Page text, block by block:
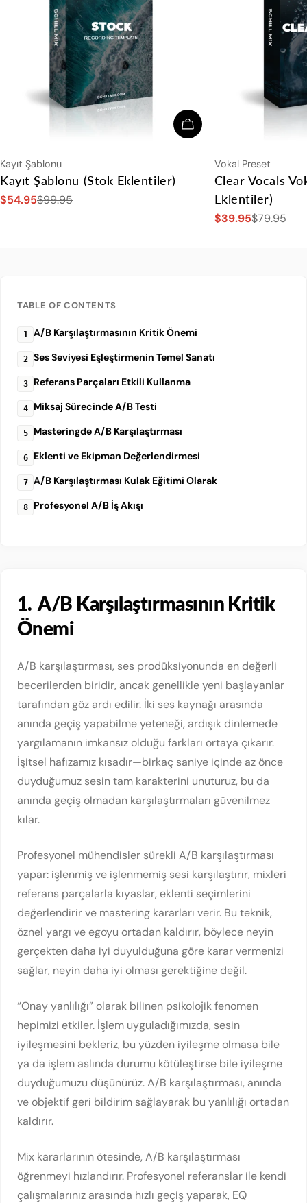
Seçenekleri Seçin
Tip:
Kayıt Şablonu
Kayıt Şablonu (Stok Eklentiler)
Satış
$54.95
Normal$99.95
Tip:
Vokal Preset
Clear Vocals
Eklentiler)
Satış
$39.95
Normal$79.95
TABLE OF CONTENTS
A/B Karşılaştırmasının Kritik Önemi
Ses Seviyesi Eşleştirmenin Temel Sanatı
Referans Parçaları Etkili Kullanma
Miksaj Sürecinde A/B Testi
Masteringde A/B Karşılaştırması
Eklenti ve Ekipman Değerlendirmesi
A/B Karşılaştırması Kulak Eğitimi Olarak
Profesyonel A/B İş Akışı
1. A/B Karşılaştırmasının Kritik
Önemi
A/B karşılaştırması, ses prodüksiyonunda en değerli
becerilerden biridir, ancak genellikle yeni başlayanlar
tarafından göz ardı edilir. İki ses kaynağı arasında
anında geçiş yapabilme yeteneği, ardışık dinlemede
yargılamanın imkansız olduğu farkları ortaya çıkarır.
İşitsel hafızamız kısadır—birkaç saniye içinde az önce
duyduğumuz sesin tam karakterini unuturuz, bu da
anında geçiş olmadan karşılaştırmaları güvenilmez
kılar.
Profesyonel mühendisler sürekli A/B karşılaştırması
yapar: işlenmiş ve işlenmemiş sesi karşılaştırır, mixleri
referans parçalarla kıyaslar, eklenti seçimlerini
değerlendirir ve mastering kararları verir. Bu teknik,
öznel yargı ve egoyu ortadan kaldırır, böylece neyin
gerçekten daha iyi duyulduğuna göre karar vermenizi
sağlar, neyin daha iyi olması gerektiğine değil.
“Onay yanlılığı” olarak bilinen psikolojik fenomen
hepimizi etkiler. İşlem uyguladığımızda, sesin
iyileşmesini bekleriz, bu yüzden iyileşme olmasa bile
ya da işlem aslında durumu kötüleştirse bile iyileşme
duyduğumuzu düşünürüz. A/B karşılaştırması, anında
ve objektif geri bildirim sağlayarak bu yanlılığı ortadan
kaldırır.
Mix kararlarının ötesinde, A/B karşılaştırması
öğrenmeyi hızlandırır. Profesyonel referanslar ile kendi
çalışmalarınız arasında hızlı geçiş yaparak, EQ